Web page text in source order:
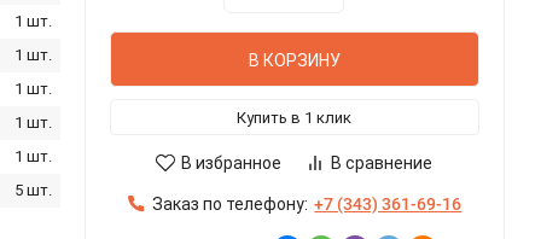
1 шт.
1 шт.
1 шт.
1 шт.
1 шт.
5 шт.
В КОРЗИНУ
Купить в 1 клик
В избранное В сравнение
Заказ по телефону: +7 (343) 361-69-16